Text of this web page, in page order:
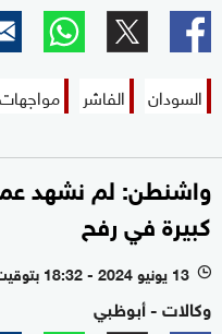
السودان الفاشر
واشنطن: لم نشهد
كبيرة في رفح
l 13 يونيو 2024 - 18:32 بتوقيت أبوظبي
وكالات - أبوظبي